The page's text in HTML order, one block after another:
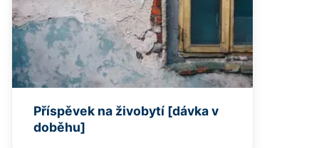
Příspěvek na živobytí [dávka v
doběhu]